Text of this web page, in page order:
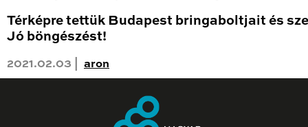
Térképre tettük Budapest bringaboltjait és
Jó böngészést!
2021.02.03 | aron